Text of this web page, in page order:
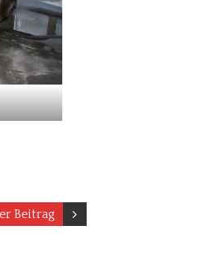
Beitrag